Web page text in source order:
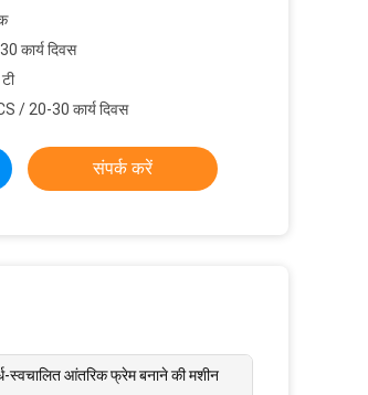
कार्य दिवस
/ 20-30 कार्य दिवस
संपर्क करें
स्वचालित आंतरिक फ्रेम बनाने की मशीन